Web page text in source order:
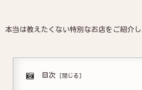
本当は教えたくない特別なお店をご紹介し
目次